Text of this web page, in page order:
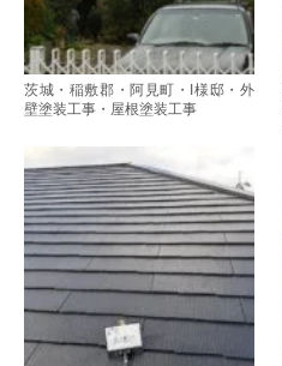
茨城・稲敷郡・阿見町・I様邸・外
壁塗装工事・屋根塗装工事